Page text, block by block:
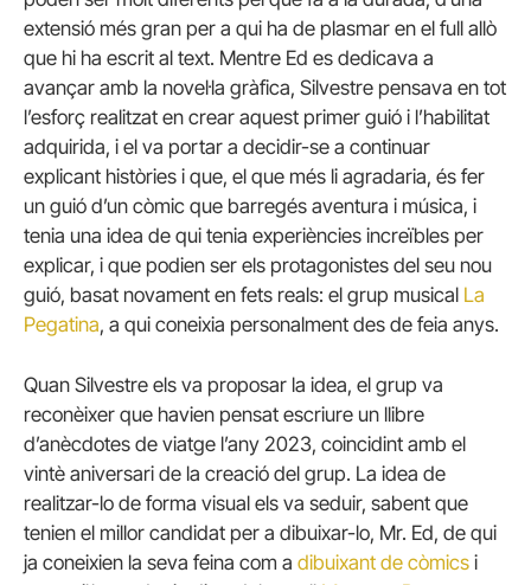
extensió més gran per a qui ha de plasmar en el full allò
que hi ha escrit al text. Mentre Ed es dedicava a
avançar amb la novel·la gràfica, Silvestre pensava en tot
l’esforç realitzat en crear aquest primer guió i l’habilitat
adquirida, i el va portar a decidir-se a continuar
explicant històries i que, el que més li agradaria, és fer
un guió d’un còmic que barregés aventura i música, i
tenia una idea de qui tenia experiències increïbles per
explicar, i que podien ser els protagonistes del seu nou
guió, basat novament en fets reals: el grup musical La
Pegatina, a qui coneixia personalment des de feia anys.
Quan Silvestre els va proposar la idea, el grup va
reconèixer que havien pensat escriure un llibre
d’anècdotes de viatge l’any 2023, coincidint amb el
vintè aniversari de la creació del grup. La idea de
realitzar-lo de forma visual els va seduir, sabent que
tenien el millor candidat per a dibuixar-lo, Mr. Ed, de qui
ja coneixien la seva feina com a dibuixant de còmics i